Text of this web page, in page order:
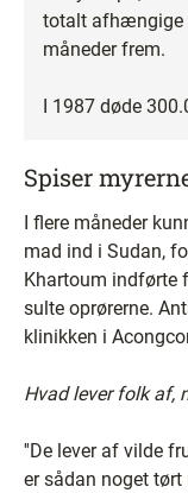
totalt afhængige
måneder frem.
I 1987 døde
Spiser
I flere måneder
mad ind i Sudan,
Khartoum indførte
sulte oprørerne.
klinikken i
Hvad lever folk af,
''De lever af vilde
er sådan noget tørt